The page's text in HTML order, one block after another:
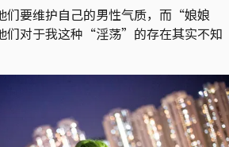
们要维护自己的男性气质，而“娘娘
们对于我这种“淫荡”的存在其实不知